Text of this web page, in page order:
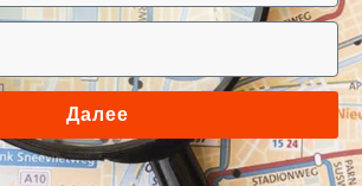
Далее